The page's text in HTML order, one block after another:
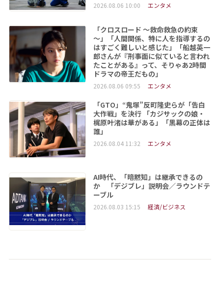
2026.08.06 10:00 エンタメ
「クロスロード ～救命救急の約束
～」「人間関係、特に人を指導するの
はすごく難しいと感じた」「船越英一
郎さんが『刑事面に似ていると言われ
たことがある』って、そりゃあ2時間
ドラマの帝王だもの」
2026.08.06 09:55 エンタメ
「GTO」“鬼塚”反町隆史らが「告白
大作戦」を決行 「カジサックの娘・
梶原叶渚は華がある」「黒幕の正体は
誰」
2026.08.04 11:32 エンタメ
AI時代、「暗黙知」は継承できるの
か 「デジブレ」説明会／ラウンドテ
ーブル
2026.08.03 15:15 経済/ビジネス